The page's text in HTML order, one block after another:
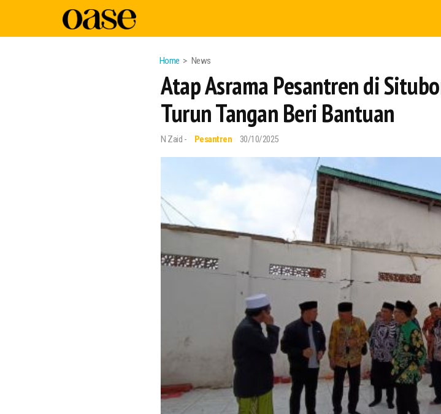
Home News
Atap Asrama Pesantren di
Turun Tangan Beri Bantuan
N Zaid - Pesantren 30/10/2025